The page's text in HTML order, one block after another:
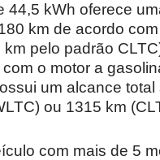
44,5 kWh oferece
km de acordo
km pelo padrão
o motor a
um alcance total
ou 1315 km
com mais de 5